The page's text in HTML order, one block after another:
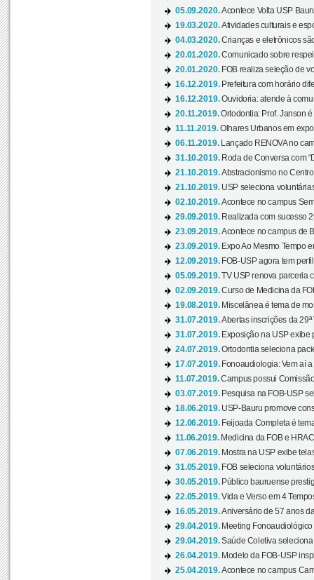
05.09.2020.Acontece Volta USP
19.03.2020.Atividades culturais e
04.03.2020.Crianças e eletrônicos
20.01.2020.Comunicado sobre
20.01.2020. FOB realiza seleção de
16.12.2019. Prefeitura com horário
16.12.2019.Ouvidoria: atende à
20.11.2019.Ortodontia: Prof. Janson
11.11.2019.Olhares Urbanos em
06.11.2019.
Lançado RENOVA no
31.10.2019. Roda de Conversa com
21.10.2019.Abstracionismo no
21.10.2019. USP seleciona
02.10.2019.Acontece no campus
29.09.2019. Realizada com sucesso
23.09.2019.Acontece no campus de
23.09.2019. Expo Ao Mesmo Tempo
12.09.2019. FOB-USP agora tem
05.09.2019.TV USP renova parceria
02.09.2019.Curso de Medicina da
19.08.2019. Miscelânea é tema de
31.07.2019.Abertas inscrições da 29ª
31.07.2019. Exposição na USP exibe
24.07.2019.Ortodontia seleciona
17.07.2019. Fonoaudiologia: Vem aí
11.07.2019.Campus possui
03.07.2019. Pesquisa na FOB-USP
18.06.2019. USP-Bauru promove
12.06.2019. Feijoada Completa é
11.06.2019. Medicina da FOB e
07.06.2019. Mostra na USP exibe
31.05.2019. FOB seleciona
30.05.2019. Público bauruense
22.05.2019.Vida e Verso em 4
16.05.2019.Aniversário de 57 anos
29.04.2019. Meeting
29.04.2019.Saúde Coletiva
26.04.2019. Modelo da FOB-USP
25.04.2019.Acontece no campus